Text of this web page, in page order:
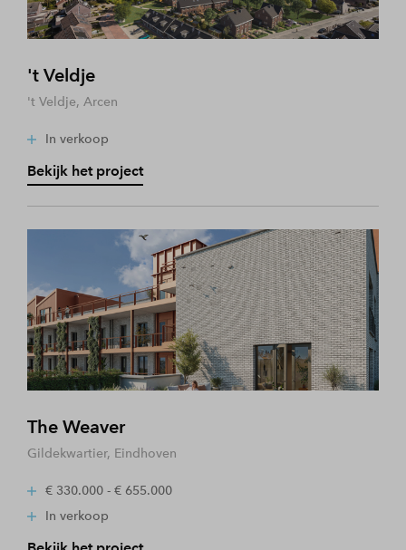
't Veldje
't Veldje, Arcen
In verkoop
Bekijk het project
The Weaver
Gildekwartier, Eindhoven
€ 330.000 - € 655.000
In verkoop